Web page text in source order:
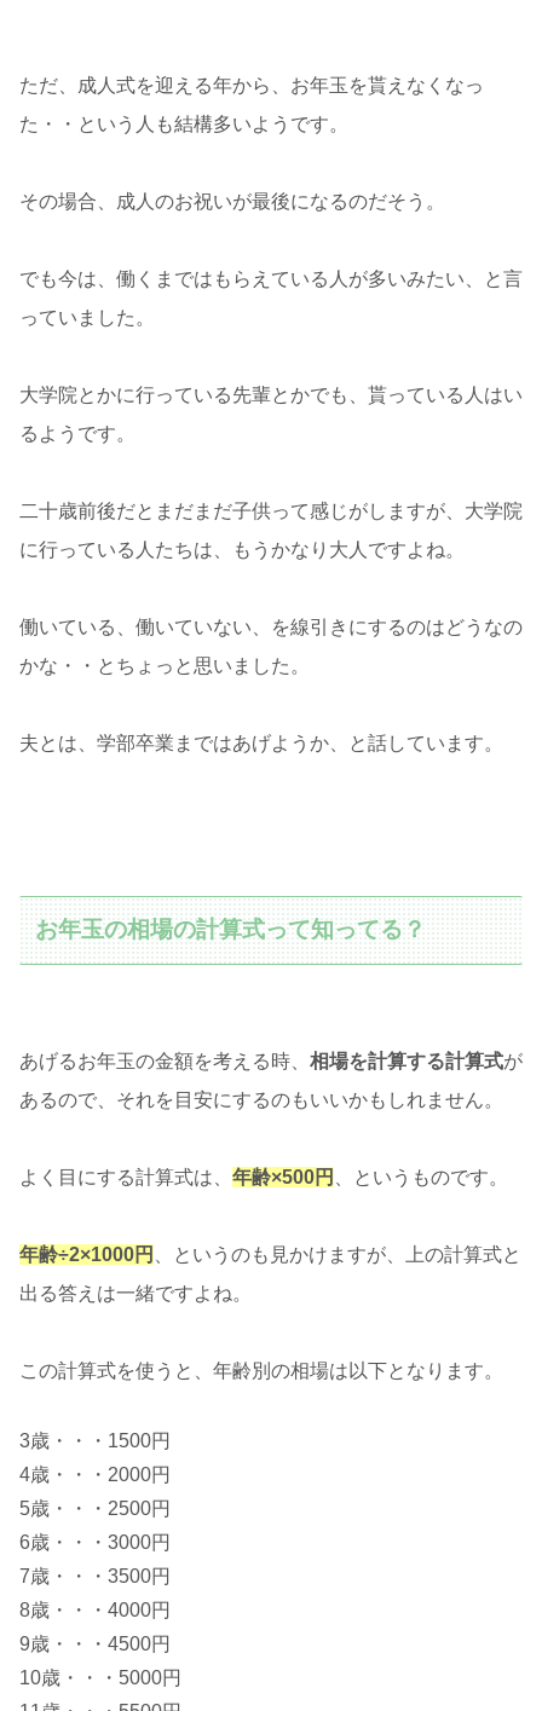
ただ、成人式を迎える年から、お年玉を貰えなくなっ
た・・という人も結構多いようです。
その場合、成人のお祝いが最後になるのだそう。
でも今は、働くまではもらえている人が多いみたい、と言
っていました。
大学院とかに行っている先輩とかでも、貰っている人はい
るようです。
二十歳前後だとまだまだ子供って感じがしますが、大学院
に行っている人たちは、もうかなり大人ですよね。
働いている、働いていない、を線引きにするのはどうなの
かな・・とちょっと思いました。
夫とは、学部卒業まではあげようか、と話しています。
お年玉の相場の計算式って知ってる？
あげるお年玉の金額を考える時、 相場を計算する計算式が
あるので、それを目安にするのもいいかもしれません。
よく目にする計算式は、 年齢×500円 、というものです。
年齢÷2×1000円
、というのも見かけますが、上の計算式と
出る答えは一緒ですよね。
この計算式を使うと、年齢別の相場は以下となります。
3歳・・・1500円
4歳・・・2000円
5歳・・・2500円
6歳・・・3000円
7歳・・・3500円
8歳・・・4000円
9歳・・・4500円
10歳・・・5000円